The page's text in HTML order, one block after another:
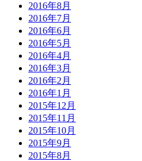
2016年8月
2016年7月
2016年6月
2016年5月
2016年4月
2016年3月
2016年2月
2016年1月
2015年12月
2015年11月
2015年10月
2015年9月
2015年8月